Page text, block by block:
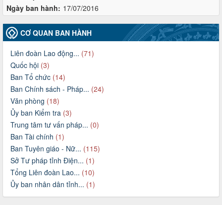
Ngày ban hành: 17/07/2016
CƠ QUAN BAN HÀNH
Liên đoàn Lao động... (71)
Quốc hội (3)
Ban Tổ chức (14)
Ban Chính sách - Pháp... (24)
Văn phòng (18)
Ủy ban Kiểm tra (3)
Trung tâm tư vấn pháp... (0)
Ban Tài chính (1)
Ban Tuyên giáo - Nữ... (115)
Sở Tư pháp tỉnh Điện... (1)
Tổng Liên đoàn Lao... (10)
Ủy ban nhân dân tỉnh... (1)